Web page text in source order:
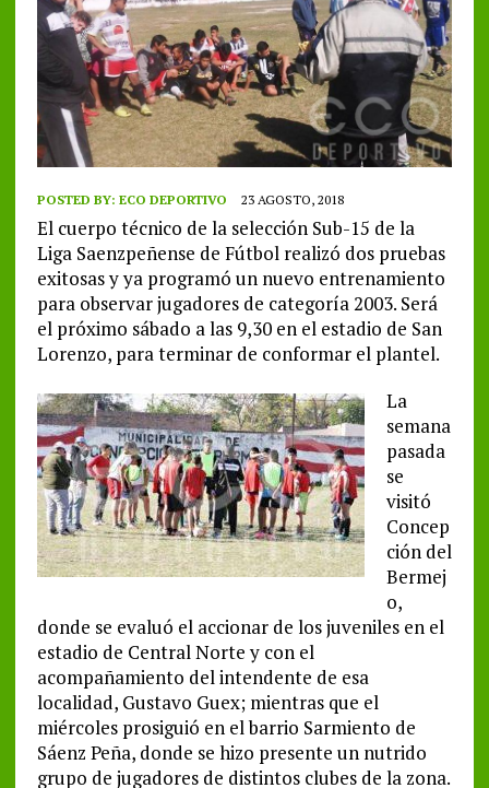
POSTED BY: ECO DEPORTIVO 23 AGOSTO, 2018
El cuerpo técnico de la selección Sub-15 de la
Liga Saenzpeñense de Fútbol realizó dos pruebas
exitosas y ya programó un nuevo entrenamiento
para observar jugadores de categoría 2003. Será
el próximo sábado a las 9,30 en el estadio de San
Lorenzo, para terminar de conformar el plantel.
La
semana
pasada
se
visitó
Concep
ción del
Bermej
o,
donde se evaluó el accionar de los juveniles en el
estadio de Central Norte y con el
acompañamiento del intendente de esa
localidad, Gustavo Guex; mientras que el
miércoles prosiguió en el barrio Sarmiento de
Sáenz Peña, donde se hizo presente un nutrido
grupo de jugadores de distintos clubes de la zona.